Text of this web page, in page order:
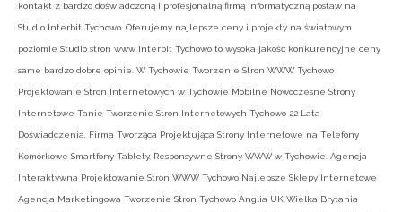
kontakt z bardzo doświadczoną i profesjonalną firmą informatyczną postaw na
Studio Interbit Tychowo. Oferujemy najlepsze ceny i projekty na światowym
poziomie Studio stron www Interbit Tychowo to wysoka jakość konkurencyjne ceny
same bardzo dobre opinie. W Tychowie Tworzenie Stron WWW Tychowo
Projektowanie Stron Internetowych w Tychowie Mobilne Nowoczesne Strony
Internetowe Tanie Tworzenie Stron Internetowych Tychowo 22 Lata
Doświadczenia. Firma Tworząca Projektująca Strony Internetowe na Telefony
Komórkowe Smartfony Tablety. Responsywne Strony WWW w Tychowie. Agencja
Interaktywna Projektowanie Stron WWW Tychowo Najlepsze Sklepy Internetowe
Agencja Marketingowa Tworzenie Stron Tychowo Anglia UK Wielka Brytania